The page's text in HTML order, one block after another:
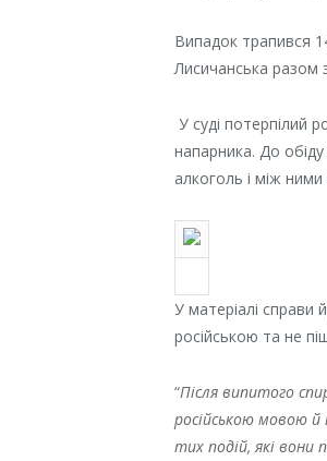
Випадок трапився
Лисичанська разом
У суді потерпілий
напарника. До
алкоголь і між
У матеріалі
російською та не
“Після випитого
російською мовою й
тих подій, які вони